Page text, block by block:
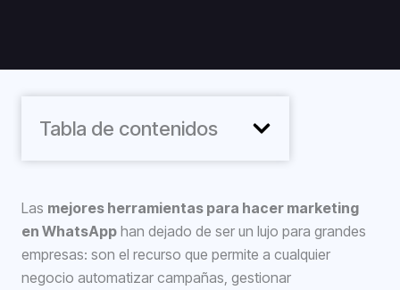
Tabla de contenidos
Las mejores herramientas para hacer marketing
en WhatsApp han dejado de ser un lujo para grandes
empresas: son el recurso que permite a cualquier
negocio automatizar campañas, gestionar